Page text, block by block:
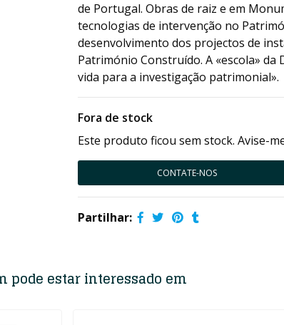
de Portugal. Obras de raiz e em
tecnologias de intervenção no
desenvolvimento dos projectos de
Património Construído. A «escola» da
vida para a investigação patrimonial».
Fora de stock
Este produto ficou sem stock. Avise-
CONTATE-NOS
Partilhar:
pode estar interessado em